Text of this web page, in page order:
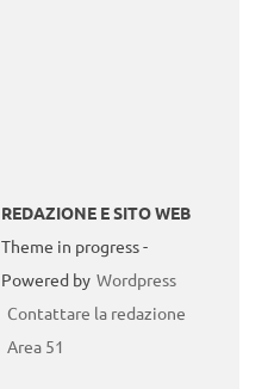
REDAZIONE E SITO WEB
Theme in progress -
Powered by Wordpress
Contattare la redazione
Area 51